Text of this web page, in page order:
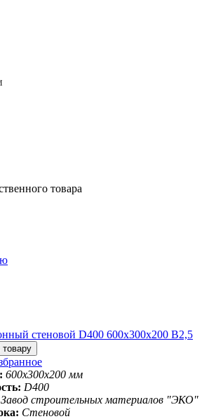
товара
стеновой D400 600х300х200 B2,5
600х300х200 мм
D400
Завод строительных материалов "ЭКО"
Стеновой